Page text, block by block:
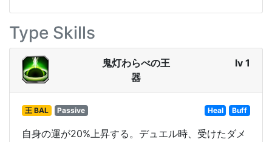
Type Skills
鬼灯わらべの王
器
lv 1
王 BAL Passive Heal Buff
自身の運が20%上昇する。デュエル時、受けたダメ